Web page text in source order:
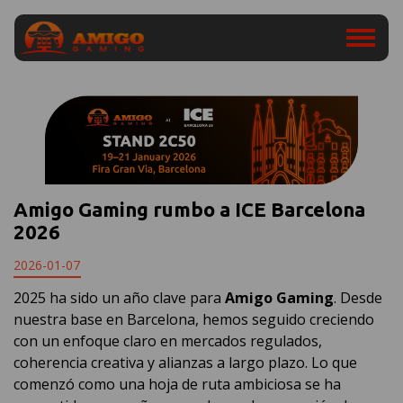
Amigo Gaming rumbo a ICE Barcelona
2026
2026-01-07
2025 ha sido un año clave para Amigo Gaming. Desde
nuestra base en Barcelona, hemos seguido creciendo
con un enfoque claro en mercados regulados,
coherencia creativa y alianzas a largo plazo. Lo que
comenzó como una hoja de ruta ambiciosa se ha